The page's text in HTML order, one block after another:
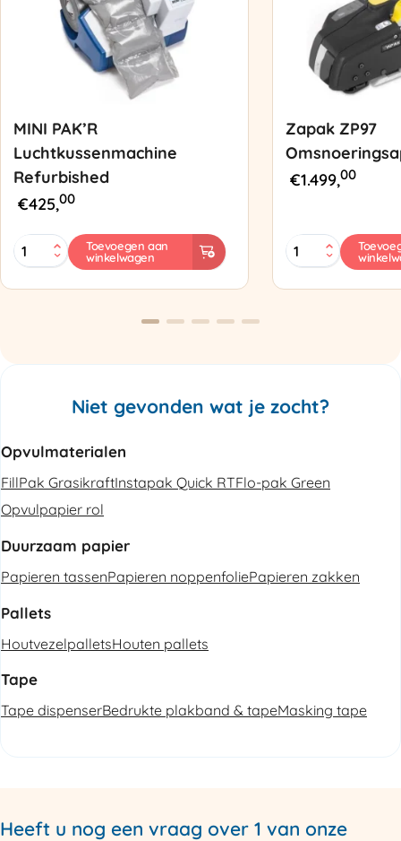
MINI PAK’R
Luchtkussenmachine
Refurbished
€425,00
MINI
PAK'R
Refurbished
Toevoegen aan
winkelwagen
Zapak ZP97
€1.499,00
Zapak
ZP97
aantal
Niet gevonden wat je zocht?
Opvulmaterialen
FillPak GrasikraftInstapak Quick RTFlo-pak Green
Opvulpapier rol
Duurzaam papier
Papieren tassenPapieren noppenfoliePapieren zakken
Pallets
HoutvezelpalletsHouten pallets
Tape
Tape dispenserBedrukte plakband & tapeMasking tape
Heeft u nog een vraag over 1 van onze